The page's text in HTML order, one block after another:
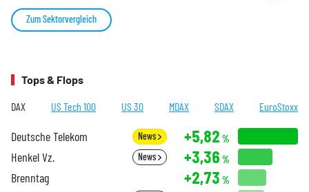
Zum Sektorvergleich
Tops & Flops
DAX US Tech 100 US 30 MDAX SDAX EuroStoxx
Deutsche Telekom News +5,82 %
Henkel Vz. News +3,36 %
Brenntag +2,73 %